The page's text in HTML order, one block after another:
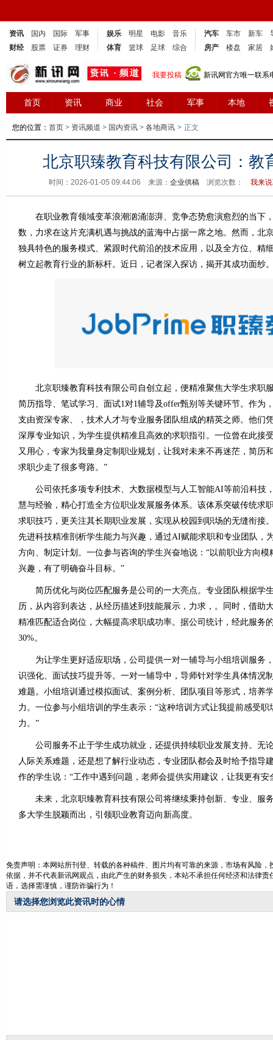
资讯 国内 国际
军事
财经
股票 证券 理财
娱乐 明星 电影
音乐
体育
篮球 足球 综合
汽车 车市 新车
房产
楼盘 家居
我要投稿 新讯网官方唯一联
首页 资讯 商业 社会 军事 本地
您的位置： 首页 > 资讯频道 > 国内资讯 > 各地商讯 > 正文
北京职臻教育科技有限公司：教
时间：2026-01-05 09:44:06 来源： 企业供稿 浏览次数： 我来
在职业教育领域变革浪潮汹涌澎湃、竞争态势愈演愈烈的当下
数，力求在这片充满机遇与挑战的蓝海中占据一席之地。然而，北
独具特色的服务模式、紧跟时代前沿的技术应用，以及全方位、精
树立起教育行业的新标杆。近日，记者深入探访，揭开其成功面纱
北京职臻教育科技有限公司自创立起，便精准聚焦大学生求职
简历指导、笔试学习、面试1对1辅导及offer甄别等关键环节。作为
支由资深专家、，技术人才与专业服务团队组成的精英之师。他们
深厚专业知识，为学生提供精准且高效的求职指引。一位曾在此接
又用心，专家为我量身定制职业规划，让我对未来不再迷茫，简历
求职少走了很多弯路。”
公司依托多项专利技术、大数据模型与人工智能AI等前沿科技
慧与经验，精心打造全方位职业发展服务体系。该体系突破传统求
求职技巧，更关注其长期职业发展，实现从校园到职场的无缝衔接
先进科技精准剖析学生能力与兴趣，通过AI赋能求职和专业团队，
方向、制定计划。一位参与咨询的学生兴奋地说：“以前职业方向
兴趣，有了明确奋斗目标。”
简历优化与岗位匹配服务是公司的一大亮点。专业团队根据学
历，从内容到表达，从经历描述到技能展示，力求，。同时，借助
精准匹配适合岗位，大幅提高求职成功率。据公司统计，经此服务
30%。
为让学生更好适应职场，公司提供一对一辅导与小组培训服务
识强化、面试技巧提升等。一对一辅导中，导师针对学生具体情况
难题。小组培训通过模拟面试、案例分析、团队项目等形式，培养
力。一位参与小组培训的学生表示：“这种培训方式让我提前感受
力。”
公司服务不止于学生成功就业，还提供持续职业发展支持。无
人际关系难题，还是想了解行业动态，专业团队都会及时给予指导
作的学生说：“工作中遇到问题，老师会提供实用建议，让我更有安
未来，北京职臻教育科技有限公司将继续秉持创新、专业、服
多大学生脱颖而出，引领职业教育迈向新高度。
免责声明：本网站所刊登、转载的各种稿件、图片均有可靠的来源，市场有风险
依据，并不代表新讯网观点，由此产生的财务损失，本站不承担任何经济和法律
语，选择需谨慎，谨防诈骗行为！
请选择您浏览此资讯时的心情